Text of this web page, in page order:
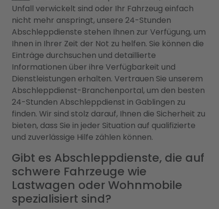
Unfall verwickelt sind oder Ihr Fahrzeug einfach
nicht mehr anspringt, unsere 24-Stunden
Abschleppdienste stehen Ihnen zur Verfügung, um
Ihnen in Ihrer Zeit der Not zu helfen. Sie können die
Einträge durchsuchen und detaillierte
Informationen über ihre Verfügbarkeit und
Dienstleistungen erhalten. Vertrauen Sie unserem
Abschleppdienst-Branchenportal, um den besten
24-Stunden Abschleppdienst in Gablingen zu
finden. Wir sind stolz darauf, Ihnen die Sicherheit zu
bieten, dass Sie in jeder Situation auf qualifizierte
und zuverlässige Hilfe zählen können.
Gibt es Abschleppdienste, die auf
schwere Fahrzeuge wie
Lastwagen oder Wohnmobile
spezialisiert sind?